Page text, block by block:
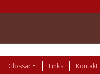
Glossar Links Kontakt